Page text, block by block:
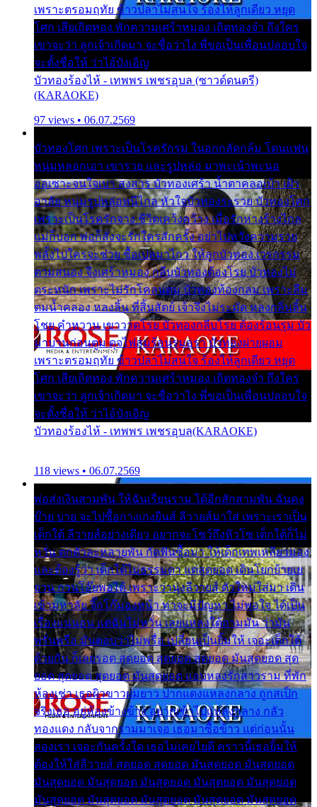
เพราะตรอมฤทัย ข้าวปลาไม่สนใจ ร้องไห้ลูกเดียว หยุด
โศก เสียเถิดทอง พักความเศร้าหมอง เถิดทองจ๋า ถึงใคร
เขาจะว่า ลูกเจ้าเกิดมา จะชื่อว่าไง พี่ขอเป็นเพื่อนปลอบใจ
จะตั้งชื่อให้ ว่าไอ้บังเอิญ
บัวทองร้องไห้ - เทพพร เพชรอุบล (ซาวด์ดนตรี)
(KARAOKE)
97 views • 06.07.2569
บัวทองโศก เพราะเป็นโรครักรุม ในอกกลัดกลุ้ม โดนแฟน
หนุ่มหลอกเอา เขารวย และรูปหล่อ มาพะเน้าพะนอ
ออเซาะจนใจเบา สงสาร บัวทองเศร้า น้ำตาคลอเบ้า เฝ้า
อาลัย หนุ่มรูปหล่อหนีไกล หัวใจบัวทองระรวย บัวทองโศก
เพราะเป็นโรครักจาง ชีวิตเคว้งคว้าง เมื่อรักห่างร้างไกล
แม่ก็บอก พ่อก็สั่งจะรักใครสักครั้ง อย่าไปหวังความรวย
พลั้งไปใครจะช่วย ซื้อเปลมาไกว ให้ลูกบัวทอง เวรกรรม
ตามสนอง จึงเศร้าหมอง กลีบบัวทองต้องโรย บัวทองไม่
ตระหนัก เพราะไม่รักโคลนตม บัวทองท้องกลม เพราะลืม
ตมน้ำคลอง หลงลิ้น ที่สิ้นสัตย์ เจ้าจึงไม่ระมัด หลงกลิ่นลิ้น
โชย คำหวาน เขาวาดโรย บัวทองกลีบโรย ต้องร้อนรุม บัว
มาบานก่อนตูม ดุจไฟสุมร้อนรุมอุรา บัวทองผ่ายผอม
เพราะตรอมฤทัย ข้าวปลาไม่สนใจ ร้องไห้ลูกเดียว หยุด
โศก เสียเถิดทอง พักความเศร้าหมอง เถิดทองจ๋า ถึงใคร
เขาจะว่า ลูกเจ้าเกิดมา จะชื่อว่าไง พี่ขอเป็นเพื่อนปลอบใจ
จะตั้งชื่อให้ ว่าไอ้บังเอิญ
บัวทองร้องไห้ - เทพพร เพชรอุบล(KARAOKE)
118 views • 06.07.2569
พ่อส่งเงินสามพัน ให้ฉันเรียนราม ได้อีกสักสามพัน ฉันคง
บ๊าย บาย จะไปซื้อกางเกงยีนส์ ลีวายส์มาใส่ เพราะเราเป็น
เด็กใต้ ลีวายส์อย่างเดียว อยากจะโชว์ถึงหิวโซ เด็กใต้ก็ไม่
หวั่น ตกตัวละหลายพัน กัดฟันซื้อมา ให้เด็กเทพเหลียวมอง
และต้องรู้ว่า เด็กใต้ไม่ธรรมดา แต่สุดยอด เดินโยกย้ายเย
ยวน กวนโอ๊ยพอได้ เพราะว่านุ่งลีวายส์ ตัวใหม่ใส่มา เดิน
เข้ามหาลัย จิ๊กโก๊มองหน้า ท่าจะมีปัญหา ไม่พอใจ ได้เป็น
เรื่องแน่นอน แต่ฉันไม่หวั่น เลยแหลงใต้ถามมัน ว่ามัน
พรั่นพรือ มันตอบว่าไม่พรื่อ เปลี่ยนเป็นยิ้มให้ เจอะเด็กใต้
ด้วยกัน ก็เลยรอด สุดยอด สุดยอด สุดยอด มันสุดยอด สุด
ยอด สุดยอด สุดยอด มันสุดยอด แอบหลงรักสาวราม ที่พัก
ห้องเช่า เธอผิวขาวผมยาว ปากแดงแหลงกลาง ถูกสเป็ก
จริงเธอ อยู่ห้องข้างข้าง อยากเข้าไปแหลงกลาง กลัว
ทองแดง กลับจากรามมาเจอ เธอมาซื้อข้าว แต่ก่อนนั้น
สองเรา เจอะกันครั้งใด เธอไม่เคยไยดี คราวนี้เธอยิ้มให้
ต้องให้ใส่ลีวายส์ สุดยอด สุดยอด มันสุดยอด มันสุดยอด
มันสุดยอด มันสุดยอด มันสุดยอด มันสุดยอด มันสุดยอด
มันสุดยอด มันสุดยอด มันสุดยอด มันสุดยอด มันสุดยอด